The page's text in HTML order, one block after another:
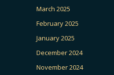
March 2025
February 2025
January 2025
December 2024
November 2024